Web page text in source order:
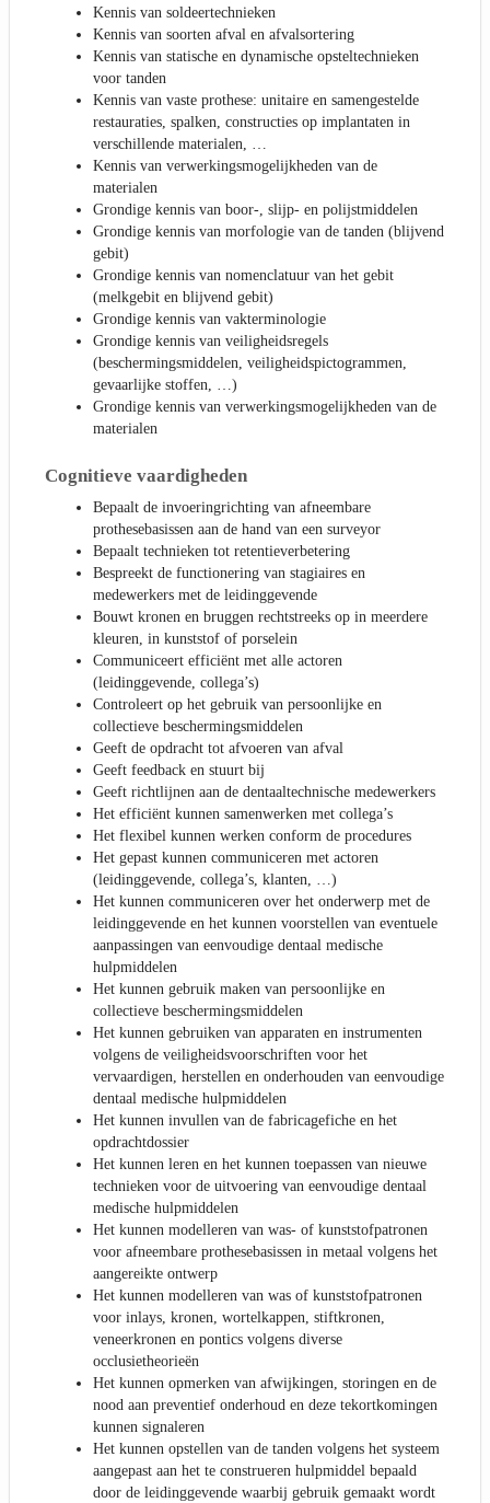
Kennis van soldeertechnieken
Kennis van soorten afval en afvalsortering
Kennis van statische en dynamische opsteltechnieken
voor tanden
Kennis van vaste prothese: unitaire en samengestelde
restauraties, spalken, constructies op implantaten in
verschillende materialen, …
Kennis van verwerkingsmogelijkheden van de
materialen
Grondige kennis van boor-, slijp- en polijstmiddelen
Grondige kennis van morfologie van de tanden (blijvend
gebit)
Grondige kennis van nomenclatuur van het gebit
(melkgebit en blijvend gebit)
Grondige kennis van vakterminologie
Grondige kennis van veiligheidsregels
(beschermingsmiddelen, veiligheidspictogrammen,
gevaarlijke stoffen, …)
Grondige kennis van verwerkingsmogelijkheden van de
materialen
Cognitieve vaardigheden
Bepaalt de invoeringrichting van afneembare
prothesebasissen aan de hand van een surveyor
Bepaalt technieken tot retentieverbetering
Bespreekt de functionering van stagiaires en
medewerkers met de leidinggevende
Bouwt kronen en bruggen rechtstreeks op in meerdere
kleuren, in kunststof of porselein
Communiceert efficiënt met alle actoren
(leidinggevende, collega’s)
Controleert op het gebruik van persoonlijke en
collectieve beschermingsmiddelen
Geeft de opdracht tot afvoeren van afval
Geeft feedback en stuurt bij
Geeft richtlijnen aan de dentaaltechnische medewerkers
Het efficiënt kunnen samenwerken met collega’s
Het flexibel kunnen werken conform de procedures
Het gepast kunnen communiceren met actoren
(leidinggevende, collega’s, klanten, …)
Het kunnen communiceren over het onderwerp met de
leidinggevende en het kunnen voorstellen van eventuele
aanpassingen van eenvoudige dentaal medische
hulpmiddelen
Het kunnen gebruik maken van persoonlijke en
collectieve beschermingsmiddelen
Het kunnen gebruiken van apparaten en instrumenten
volgens de veiligheidsvoorschriften voor het
vervaardigen, herstellen en onderhouden van eenvoudige
dentaal medische hulpmiddelen
Het kunnen invullen van de fabricagefiche en het
opdrachtdossier
Het kunnen leren en het kunnen toepassen van nieuwe
technieken voor de uitvoering van eenvoudige dentaal
medische hulpmiddelen
Het kunnen modelleren van was- of kunststofpatronen
voor afneembare prothesebasissen in metaal volgens het
aangereikte ontwerp
Het kunnen modelleren van was of kunststofpatronen
voor inlays, kronen, wortelkappen, stiftkronen,
veneerkronen en pontics volgens diverse
occlusietheorieën
Het kunnen opmerken van afwijkingen, storingen en de
nood aan preventief onderhoud en deze tekortkomingen
kunnen signaleren
Het kunnen opstellen van de tanden volgens het systeem
aangepast aan het te construeren hulpmiddel bepaald
door de leidinggevende waarbij gebruik gemaakt wordt